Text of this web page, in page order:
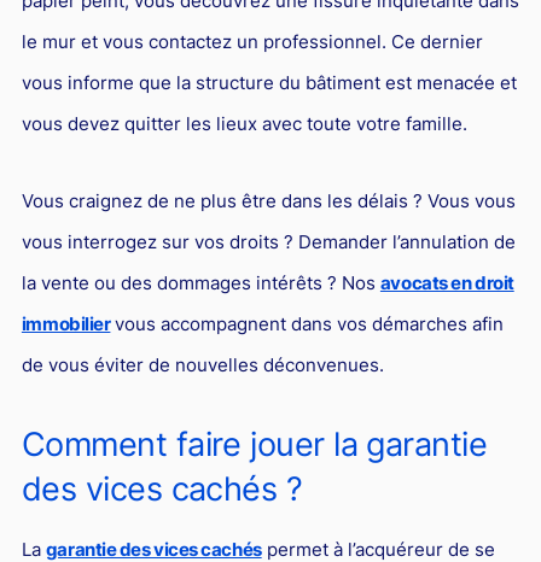
le mur et vous contactez un professionnel. Ce dernier
vous informe que la structure du bâtiment est menacée et
vous devez quitter les lieux avec toute votre famille.
Vous craignez de ne plus être dans les délais ? Vous vous
vous interrogez sur vos droits ? Demander l’annulation de
la vente ou des dommages intérêts ? Nos avocats en droit
immobiliervous accompagnent dans vos démarches afin
de vous éviter de nouvelles déconvenues.
Comment faire jouer la garantie
des vices cachés ?
La garantie des vices cachéspermet à l’acquéreur de se